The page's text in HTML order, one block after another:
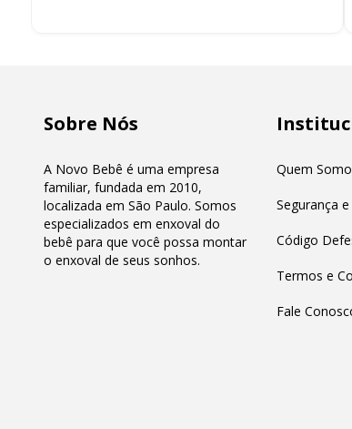
Sobre Nós
A Novo Bebê é uma empresa
familiar, fundada em 2010,
localizada em São Paulo. Somos
especializados em enxoval do
bebê para que você possa montar
o enxoval de seus sonhos.
Quem
Segurança
Código
Termos e
Fale